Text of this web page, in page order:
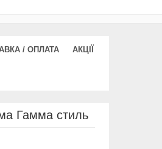
/ ОПЛАТА АКЦІЇ
Гамма стиль